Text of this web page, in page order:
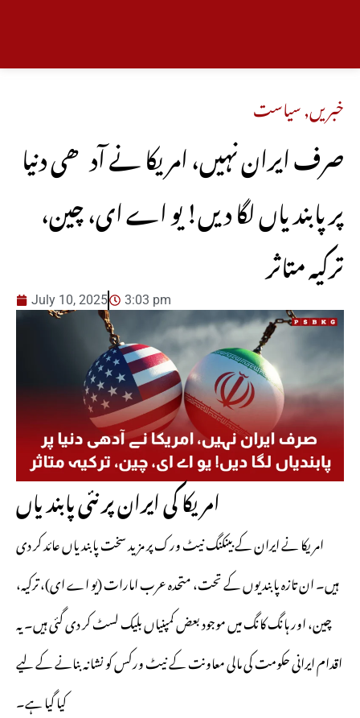
خبریں,سیاست
صرف ایران نہیں، امریکا نے آدھی دنیا
پر پابندیاں لگا دیں! یو اے ای، چین،
ترکیہ متاثر
July 10, 2025 3:03 pm
امریکا کی ایران پر نئی پابندیاں
امریکا نے ایران کے بینکنگ نیٹ ورک پر مزید سخت پابندیاں عائد کر دی
ہیں۔ ان تازہ پابندیوں کے تحت، متحدہ عرب امارات (یو اے ای)، ترکیہ،
چین، اور ہانگ کانگ میں موجود بعض کمپنیاں بلیک لسٹ کر دی گئی ہیں۔ یہ
اقدام ایرانی حکومت کی مالی معاونت کے نیٹ ورکس کو نشانہ بنانے کے لیے
کیا گیا ہے۔